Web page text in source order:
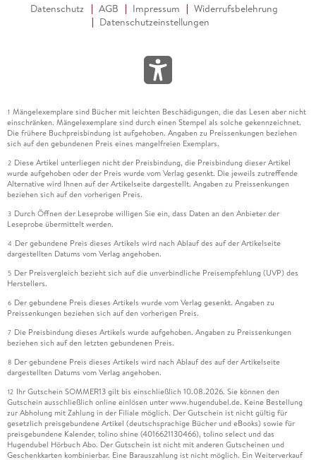
Datenschutz AGB Impressum
Widerrufsbelehrung
Datenschutzeinstellungen
1 Mängelexemplare sind Bücher mit leichten Beschädigungen, die das Lesen aber nicht
einschränken. Mängelexemplare sind durch einen Stempel als solche gekennzeichnet.
Die frühere Buchpreisbindung ist aufgehoben. Angaben zu Preissenkungen beziehen
sich auf den gebundenen Preis eines mangelfreien Exemplars.
2 Diese Artikel unterliegen nicht der Preisbindung, die Preisbindung dieser Artikel
wurde aufgehoben oder der Preis wurde vom Verlag gesenkt. Die jeweils zutreffende
Alternative wird Ihnen auf der Artikelseite dargestellt. Angaben zu Preissenkungen
beziehen sich auf den vorherigen Preis.
3 Durch Öffnen der Leseprobe willigen Sie ein, dass Daten an den Anbieter der
Leseprobe übermittelt werden.
4 Der gebundene Preis dieses Artikels wird nach Ablauf des auf der Artikelseite
dargestellten Datums vom Verlag angehoben.
5 Der Preisvergleich bezieht sich auf die unverbindliche Preisempfehlung (UVP) des
Herstellers.
6 Der gebundene Preis dieses Artikels wurde vom Verlag gesenkt. Angaben zu
Preissenkungen beziehen sich auf den vorherigen Preis.
7 Die Preisbindung dieses Artikels wurde aufgehoben. Angaben zu Preissenkungen
beziehen sich auf den letzten gebundenen Preis.
8 Der gebundene Preis dieses Artikels wird nach Ablauf des auf der Artikelseite
dargestellten Datums vom Verlag angehoben.
12 Ihr Gutschein SOMMER13 gilt bis einschließlich 10.08.2026. Sie können den
Gutschein ausschließlich online einlösen unter www.hugendubel.de. Keine Bestellung
zur Abholung mit Zahlung in der Filiale möglich. Der Gutschein ist nicht gültig für
gesetzlich preisgebundene Artikel (deutschsprachige Bücher und eBooks) sowie für
preisgebundene Kalender, tolino shine (4016621130466), tolino select und das
Hugendubel Hörbuch Abo. Der Gutschein ist nicht mit anderen Gutscheinen und
Geschenkkarten kombinierbar. Eine Barauszahlung ist nicht möglich. Ein Weiterverkauf